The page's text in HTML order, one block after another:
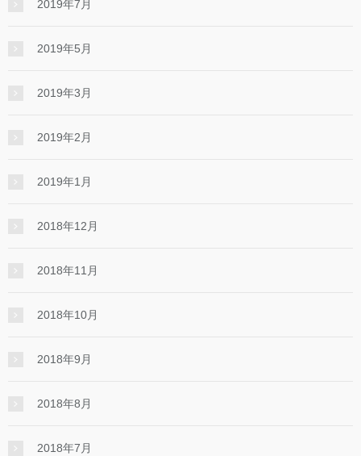
2019年7月
2019年5月
2019年3月
2019年2月
2019年1月
2018年12月
2018年11月
2018年10月
2018年9月
2018年8月
2018年7月